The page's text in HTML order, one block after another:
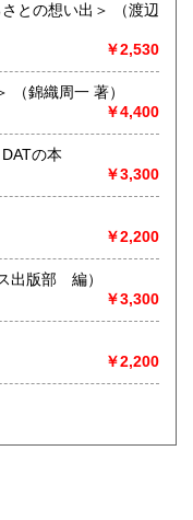
本の内容、冊数に
ありますので、あし
一般（その他）
い出＞ （渡辺
￥2,530
待賢門院堀河集全注釈 ＜和泉選書 45＞ （錦織周一 著）
￥4,400
の本
￥3,300
￥2,200
一覧 （タイムス出版部 編）
￥3,300
￥2,200